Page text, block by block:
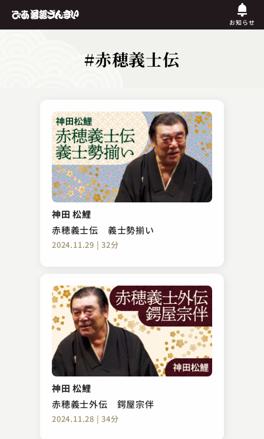
お知らせ
#赤穂義士伝
神田 松鯉
赤穂義士伝 義士勢揃い
2024.11.29 | 32分
神田 松鯉
赤穂義士外伝 鍔屋宗伴
2024.11.28 | 34分